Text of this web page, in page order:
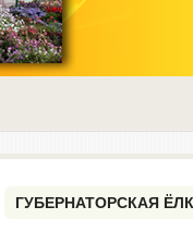
ГУБЕРНАТОРСКАЯ